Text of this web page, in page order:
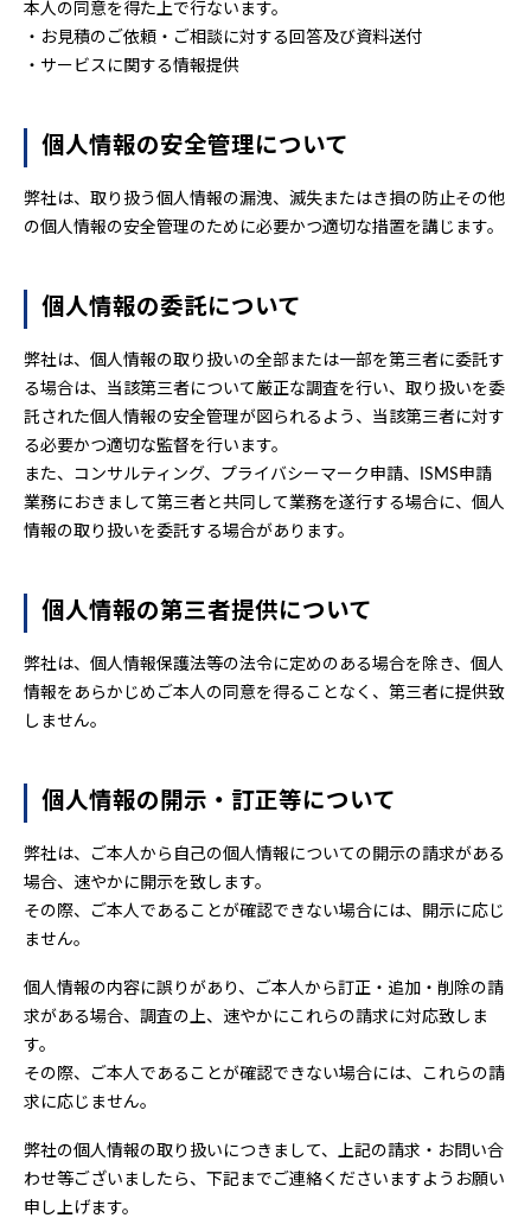
本人の同意を得た上で行ないます。
・お見積のご依頼・ご相談に対する回答及び資料送付
・サービスに関する情報提供
個人情報の安全管理について
弊社は、取り扱う個人情報の漏洩、滅失またはき損の防止その他
の個人情報の安全管理のために必要かつ適切な措置を講じます。
個人情報の委託について
弊社は、個人情報の取り扱いの全部または一部を第三者に委託す
る場合は、当該第三者について厳正な調査を行い、取り扱いを委
託された個人情報の安全管理が図られるよう、当該第三者に対す
る必要かつ適切な監督を行います。
また、コンサルティング、プライバシーマーク申請、ISMS申請
業務におきまして第三者と共同して業務を遂行する場合に、個人
情報の取り扱いを委託する場合があります。
個人情報の第三者提供について
弊社は、個人情報保護法等の法令に定めのある場合を除き、個人
情報をあらかじめご本人の同意を得ることなく、第三者に提供致
しません。
個人情報の開示・訂正等について
弊社は、ご本人から自己の個人情報についての開示の請求がある
場合、速やかに開示を致します。
その際、ご本人であることが確認できない場合には、開示に応じ
ません。
個人情報の内容に誤りがあり、ご本人から訂正・追加・削除の請
求がある場合、調査の上、速やかにこれらの請求に対応致しま
す。
その際、ご本人であることが確認できない場合には、これらの請
求に応じません。
弊社の個人情報の取り扱いにつきまして、上記の請求・お問い合
わせ等ございましたら、下記までご連絡くださいますようお願い
申し上げます。